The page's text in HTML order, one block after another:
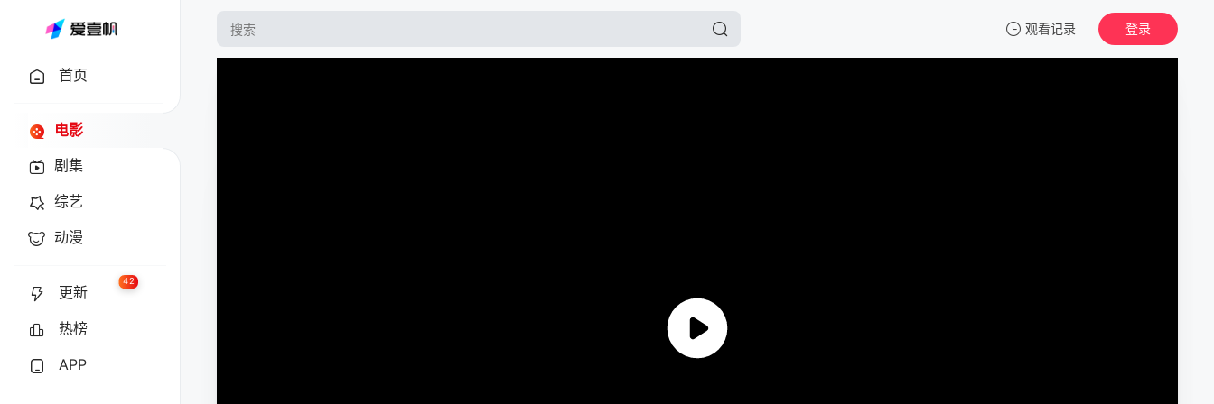
观看记录 登录
首页
电影
剧集
综艺
动漫
更新
42
热榜
APP